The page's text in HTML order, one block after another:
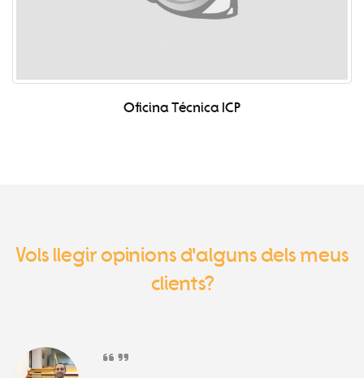
Oficina Técnica ICP
Vols llegir opinions d'alguns dels meus
clients?